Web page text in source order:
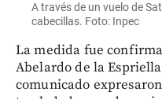
A través de un vuelo de
cabecillas. Foto: Inpec
La medida fue
Abelardo de la
comunicado